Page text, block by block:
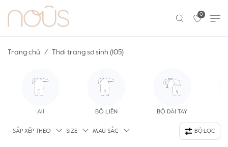
0
Trang chủ Thời trang sơ sinh (105)
All BỘ LIỀN BỘ DÀI TAY
SẮP XẾP THEO SIZE MÀU SẮC BỘ LỌC